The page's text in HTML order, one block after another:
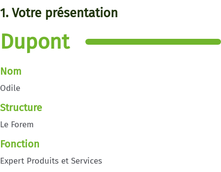
1. Votre présentation
Dupont
Nom
Odile
Structure
Le Forem
Fonction
Expert Produits et Services